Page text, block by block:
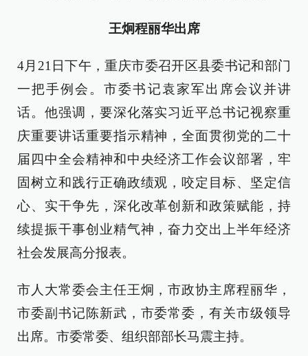
王炯程丽华出席
4月21日下午，重庆市委召开区县委书记和部门
一把手例会。市委书记袁家军出席会议并讲
话。他强调，要深化落实习近平总书记视察重
庆重要讲话重要指示精神，全面贯彻党的二十
届四中全会精神和中央经济工作会议部署，牢
固树立和践行正确政绩观，咬定目标、坚定信
心、实干争先，深化改革创新和政策赋能，持
续提振干事创业精气神，奋力交出上半年经济
社会发展高分报表。
市人大常委会主任王炯，市政协主席程丽华，
市委副书记陈新武，市委常委，有关市级领导
出席。市委常委、组织部部长马震主持。